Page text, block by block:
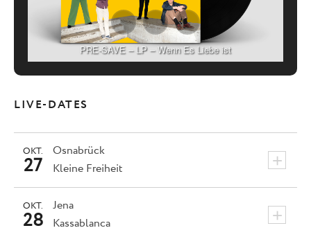
PRE-SAVE – LP – Wenn Es Liebe ist
LIVE-DATES
Osnabrück +
OKT.
27 Kleine Freiheit
Jena +
OKT.
28 Kassablanca